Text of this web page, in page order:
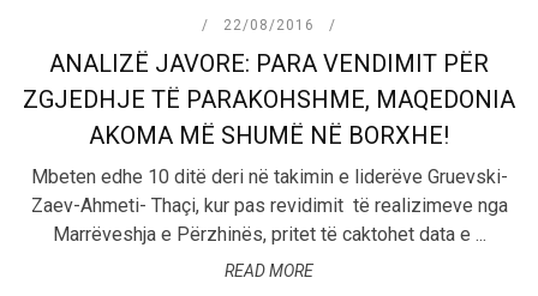
22/08/2016
ANALIZË JAVORE: PARA VENDIMIT PËR
ZGJEDHJE TË PARAKOHSHME, MAQEDONIA
AKOMA MË SHUMË NË BORXHE!
Mbeten edhe 10 ditë deri në takimin e liderëve Gruevski-
Zaev-Ahmeti- Thaçi, kur pas revidimit të realizimeve nga
Marrëveshja e Përzhinës, pritet të caktohet data e ...
READ MORE